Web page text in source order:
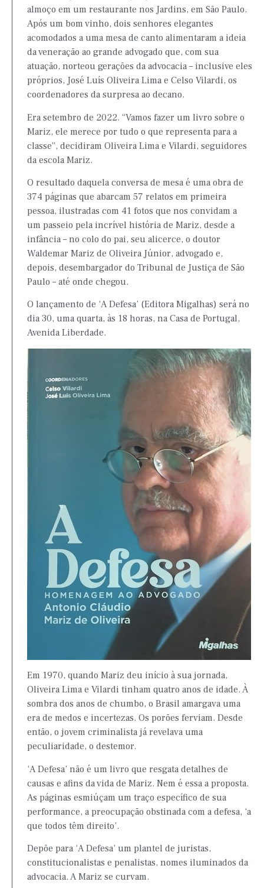
almoço em um restaurante nos Jardins, em São Paulo.
Após um bom vinho, dois senhores elegantes
acomodados a uma mesa de canto alimentaram a ideia
da veneração ao grande advogado que, com sua
atuação, norteou gerações da advocacia – inclusive eles
próprios, José Luís Oliveira Lima e Celso Vilardi, os
coordenadores da surpresa ao decano.
Era setembro de 2022. “Vamos fazer um livro sobre o
Mariz, ele merece por tudo o que representa para a
classe”, decidiram Oliveira Lima e Vilardi, seguidores
da escola Mariz.
O resultado daquela conversa de mesa é uma obra de
374 páginas que abarcam 57 relatos em primeira
pessoa, ilustradas com 41 fotos que nos convidam a
um passeio pela incrível história de Mariz, desde a
infância – no colo do pai, seu alicerce, o doutor
Waldemar Mariz de Oliveira Júnior, advogado e,
depois, desembargador do Tribunal de Justiça de São
Paulo – até onde chegou.
O lançamento de ‘A Defesa’ (Editora Migalhas) será no
dia 30, uma quarta, às 18 horas, na Casa de Portugal,
Avenida Liberdade.
Em 1970, quando Mariz deu início à sua jornada,
Oliveira Lima e Vilardi tinham quatro anos de idade. À
sombra dos anos de chumbo, o Brasil amargava uma
era de medos e incertezas. Os porões ferviam. Desde
então, o jovem criminalista já revelava uma
peculiaridade, o destemor.
‘A Defesa’ não é um livro que resgata detalhes de
causas e afins da vida de Mariz. Nem é essa a proposta.
As páginas esmiúçam um traço específico de sua
performance, a preocupação obstinada com a defesa, ‘a
que todos têm direito’.
Depõe para ‘A Defesa’ um plantel de juristas,
constitucionalistas e penalistas, nomes iluminados da
advocacia. A Mariz se curvam.